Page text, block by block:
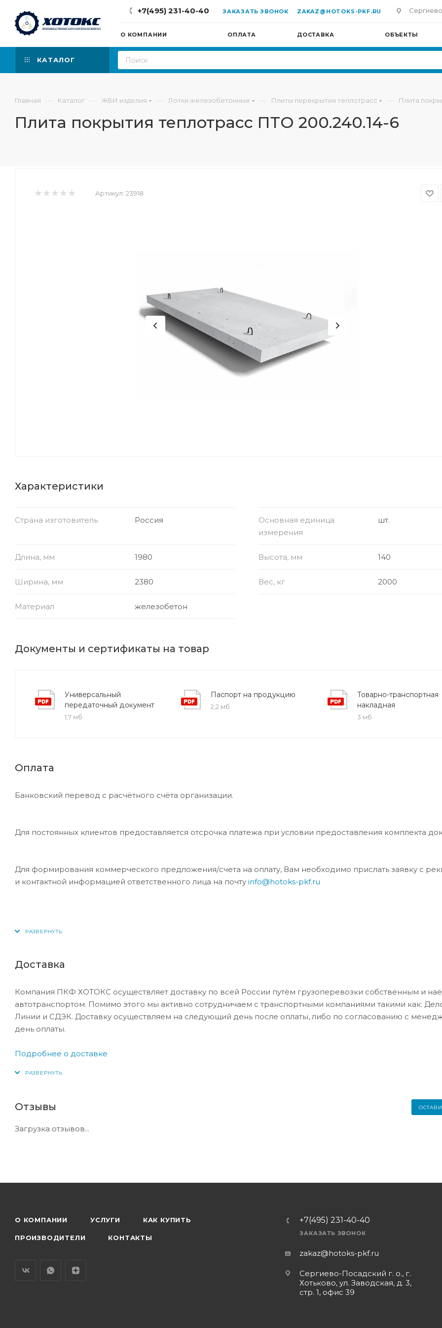
+7(495) 231-40-40 ЗАКАЗАТЬ ЗВОНОК ZAKAZ@HOTOKS-PKF.RU
О КОМПАНИИ ОПЛАТА ДОСТАВКА ОБЪЕКТЫ
КАТАЛОГ
Главная — Каталог — ЖБИ изделия — Лотки железобетонные — Плиты перекрытия теплотрасс — Плита
Плита покрытия теплотрасс ПТО 200.240.14-6
Артикул: 23918
Характеристики
Страна изготовитель Россия
Основная единица
измерения
шт.
Длина, мм 1980 Высота, мм 140
Ширина, мм 2380 Вес, кг 2000
Материал железобетон
Документы и сертификаты на товар
Универсальный
передаточный документ
1,7 мб
Паспорт на продукцию
2,2 мб
Товарно-транспортная
накладная
3 мб
Оплата
Банковский перевод с расчётного счёта организации.
Для постоянных клиентов предоставляется отсрочка платежа при условии предоставления комплекта
Для формирования коммерческого предложения/счета на оплату, Вам необходимо прислать заявку с
и контактной информацией ответственного лица на почту info@hotoks-pkf.ru
Доставка
Компания ПКФ ХОТОКС осуществляет доставку по всей России путём грузоперевозки собственным и
автотранспортом. Помимо этого мы активно сотрудничаем с транспортными компаниями такими как:
Линии и СДЭК. Доставку осуществляем на следующий день после оплаты, либо по согласованию с
день оплаты.
Подробнее о доставке
Отзывы
Загрузка отзывов...
О КОМПАНИИ УСЛУГИ КАК КУПИТЬ
ПРОИЗВОДИТЕЛИ КОНТАКТЫ
+7(495) 231-40-40
ЗАКАЗАТЬ ЗВОНОК
zakaz@hotoks-pkf.ru
Сергиево-Посадский г. о., г.
Хотьково, ул. Заводская, д. 3,
стр. 1, офис 39